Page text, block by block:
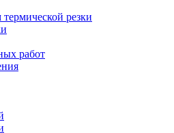
резки
работ